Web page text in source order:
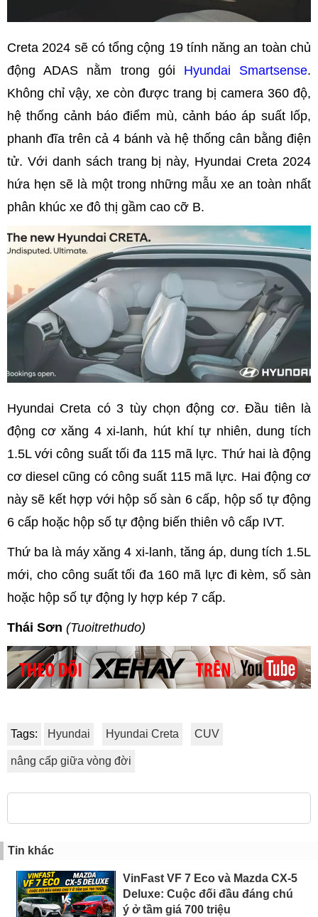
Creta 2024 sẽ có tổng cộng 19 tính năng an toàn chủ
động ADAS nằm trong gói Hyundai Smartsense.
Không chỉ vậy, xe còn được trang bị camera 360 độ,
hệ thống cảnh báo điểm mù, cảnh báo áp suất lốp,
phanh đĩa trên cả 4 bánh và hệ thống cân bằng điện
tử. Với danh sách trang bị này, Hyundai Creta 2024
hứa hẹn sẽ là một trong những mẫu xe an toàn nhất
phân khúc xe đô thị gầm cao cỡ B.
Hyundai Creta có 3 tùy chọn động cơ. Đầu tiên là
động cơ xăng 4 xi-lanh, hút khí tự nhiên, dung tích
1.5L với công suất tối đa 115 mã lực. Thứ hai là động
cơ diesel cũng có công suất 115 mã lực. Hai động cơ
này sẽ kết hợp với hộp số sàn 6 cấp, hộp số tự động
6 cấp hoặc hộp số tự động biến thiên vô cấp IVT.
Thứ ba là máy xăng 4 xi-lanh, tăng áp, dung tích 1.5L
mới, cho công suất tối đa 160 mã lực đi kèm, số sàn
hoặc hộp số tự động ly hợp kép 7 cấp.
Thái Sơn (Tuoitrethudo)
Tags: Hyundai Hyundai Creta CUV
nâng cấp giữa vòng đời
Tin khác
VinFast VF 7 Eco và Mazda CX-5
Deluxe: Cuộc đối đầu đáng chú
ý ở tầm giá 700 triệu